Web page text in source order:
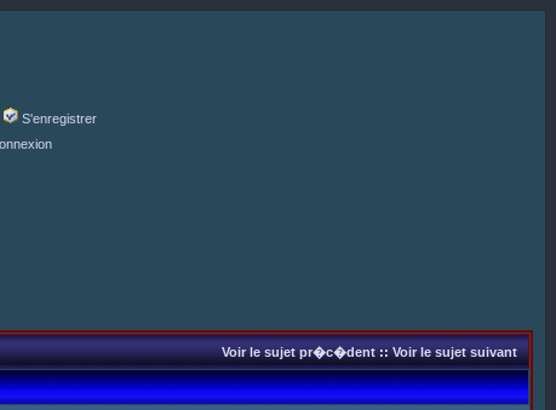
S'enregistrer
Voir le sujet pr�c�dent::Voir le sujet suivant